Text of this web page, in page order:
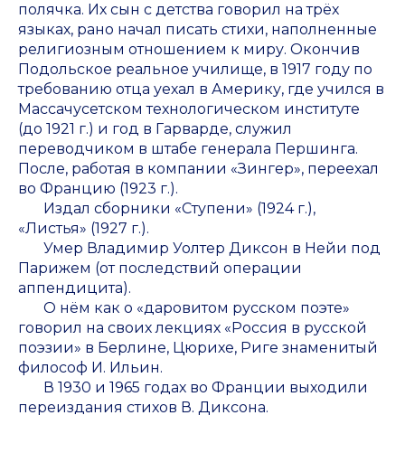
полячка. Их сын с детства говорил на трёх
языках, рано начал писать стихи, наполненные
религиозным отношением к миру. Окончив
Подольское реальное училище, в 1917 году по
требованию отца уехал в Америку, где учился в
Массачусетском технологическом институте
(до 1921 г.) и год в Гарварде, служил
переводчиком в штабе генерала Першинга.
После, работая в компании «Зингер», переехал
во Францию (1923 г.).
Издал сборники «Ступени» (1924 г.),
«Листья» (1927 г.).
Умер Владимир Уолтер Диксон в Нейи под
Парижем (от последствий операции
аппендицита).
О нём как о «даровитом русском поэте»
говорил на своих лекциях «Россия в русской
поэзии» в Берлине, Цюрихе, Риге знаменитый
философ И. Ильин.
В 1930 и 1965 годах во Франции выходили
переиздания стихов В. Диксона.